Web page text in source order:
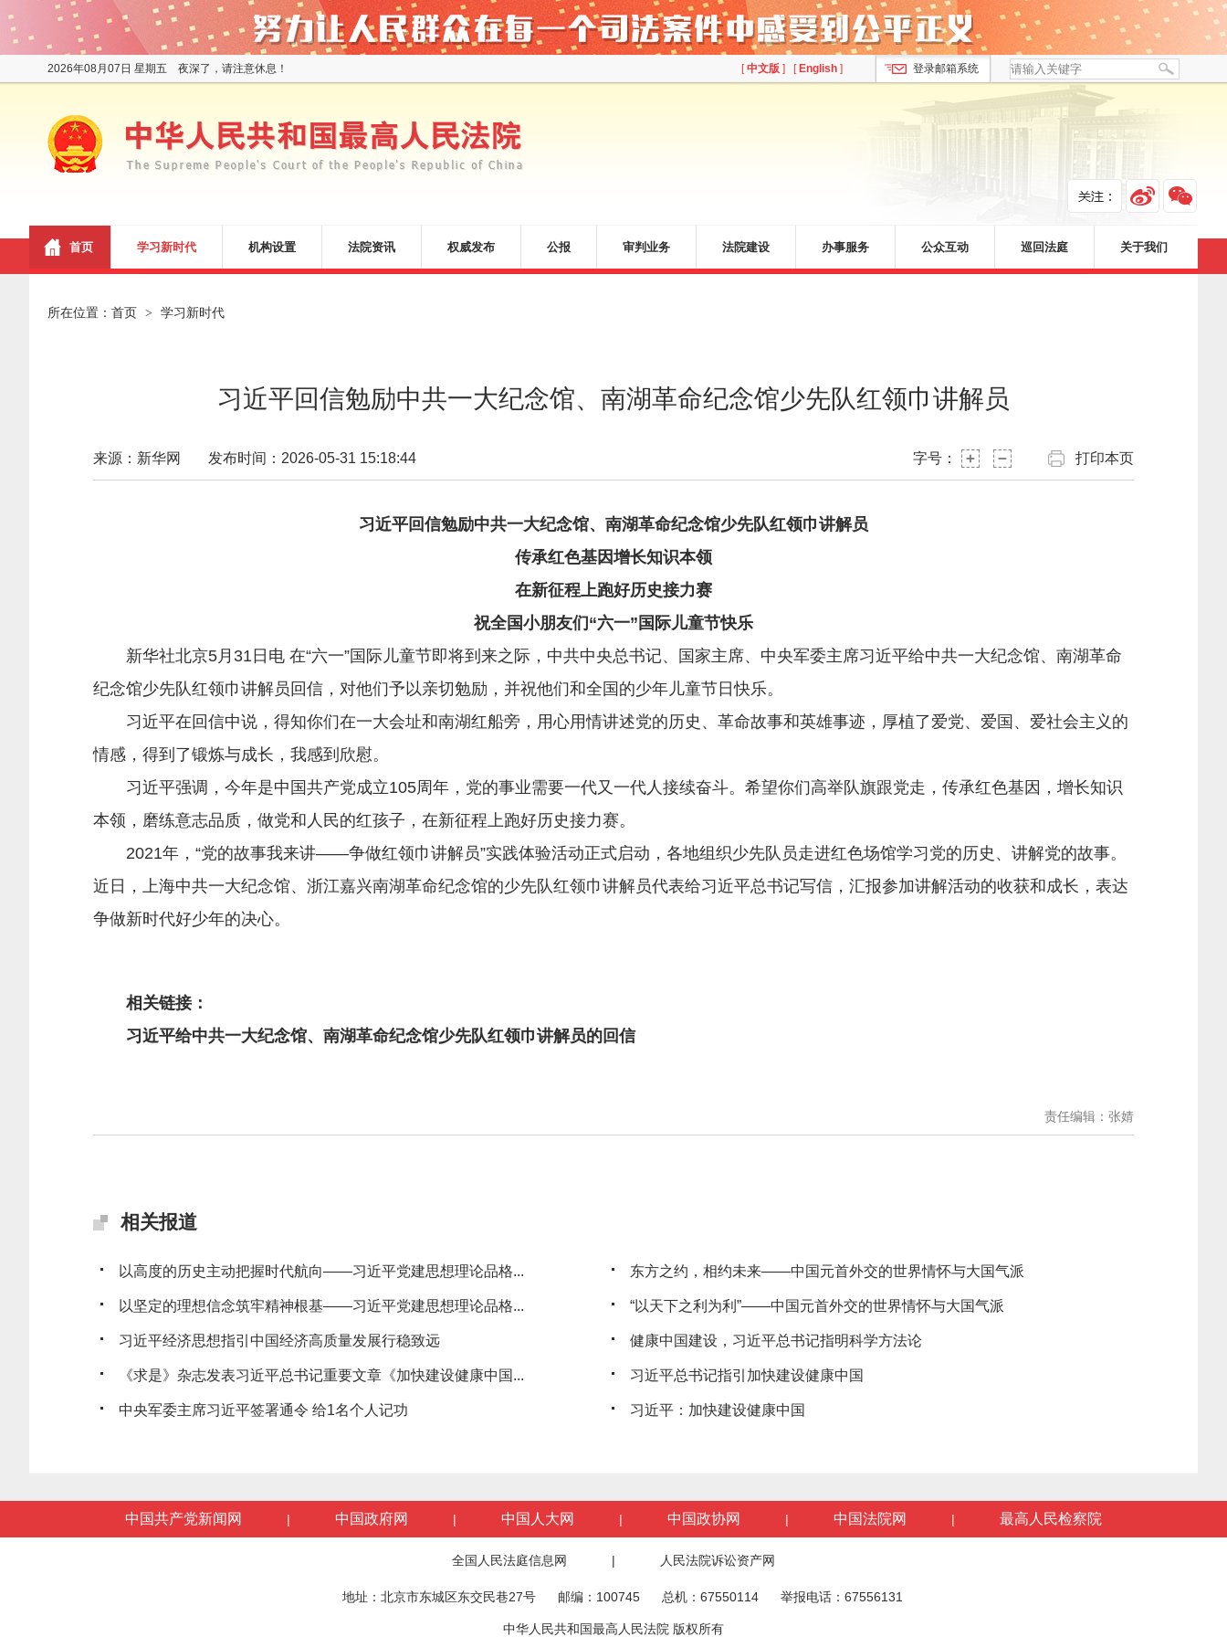
[中文版 ] [ English ]
2026年08月07日 星期五 夜深了，请注意休息！ 登录邮箱系统
首页 学习新时代 机构设置 法院资讯 权威发布 公报 审判业务 法院建设 办事服务 公众互动 巡回法庭 关于我们
所在位置： 首页 > 学习新时代
习近平回信勉励中共一大纪念馆、南湖革命纪念馆少先队红领巾讲解员
来源：新华网 发布时间：2026-05-31 15:18:44 字号： 打印本页
习近平回信勉励中共一大纪念馆、南湖革命纪念馆少先队红领巾讲解员
传承红色基因增长知识本领
在新征程上跑好历史接力赛
祝全国小朋友们“六一”国际儿童节快乐
新华社北京5月31日电 在“六一”国际儿童节即将到来之际，中共中央总书记、国家主席、中央军委主席习近平给中共一大纪念馆、南湖革命
纪念馆少先队红领巾讲解员回信，对他们予以亲切勉励，并祝他们和全国的少年儿童节日快乐。
习近平在回信中说，得知你们在一大会址和南湖红船旁，用心用情讲述党的历史、革命故事和英雄事迹，厚植了爱党、爱国、爱社会主义的
情感，得到了锻炼与成长，我感到欣慰。
习近平强调，今年是中国共产党成立105周年，党的事业需要一代又一代人接续奋斗。希望你们高举队旗跟党走，传承红色基因，增长知识
本领，磨练意志品质，做党和人民的红孩子，在新征程上跑好历史接力赛。
2021年，“党的故事我来讲——争做红领巾讲解员”实践体验活动正式启动，各地组织少先队员走进红色场馆学习党的历史、讲解党的故事。
近日，上海中共一大纪念馆、浙江嘉兴南湖革命纪念馆的少先队红领巾讲解员代表给习近平总书记写信，汇报参加讲解活动的收获和成长，表达
争做新时代好少年的决心。
相关链接：
习近平给中共一大纪念馆、南湖革命纪念馆少先队红领巾讲解员的回信
责任编辑：张婧
相关报道
以高度的历史主动把握时代航向——习近平党建思想理论品格... 东方之约，相约未来——中国元首外交的世界情怀与大国气派
以坚定的理想信念筑牢精神根基——习近平党建思想理论品格... “以天下之利为利”——中国元首外交的世界情怀与大国气派
习近平经济思想指引中国经济高质量发展行稳致远 健康中国建设，习近平总书记指明科学方法论
《求是》杂志发表习近平总书记重要文章《加快建设健康中国... 习近平总书记指引加快建设健康中国
中央军委主席习近平签署通令 给1名个人记功 习近平：加快建设健康中国
中国共产党新闻网 | 中国政府网 | 中国人大网 | 中国政协网 | 中国法院网 | 最高人民检察院
全国人民法庭信息网 | 人民法院诉讼资产网
地址：北京市东城区东交民巷27号 邮编：100745 总机：67550114 举报电话：67556131
中华人民共和国最高人民法院 版权所有